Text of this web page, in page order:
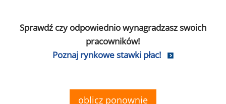
Sprawdź czy odpowiednio wynagradzasz swoich
pracowników!
Poznaj rynkowe stawki płac!
oblicz ponownie